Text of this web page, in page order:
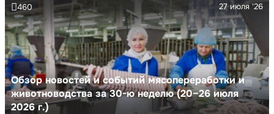
Обзор новостей и событий мясопереработки и
животноводства за 30-ю неделю (20–26 июля
2026 г.)
27 июля '26
460